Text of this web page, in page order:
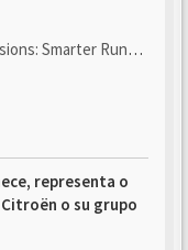
Runs With U4N
representa o
o su grupo